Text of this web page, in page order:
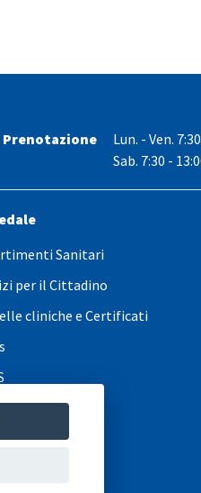
Prenotazione
Lun. - Ven.
Sab. 7:30 -
Sanitari
per il Cittadino
cliniche e Certificati